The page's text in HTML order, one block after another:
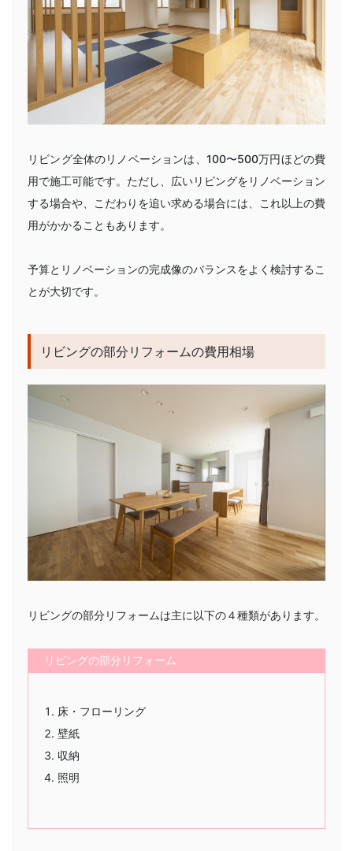
リビング全体のリノベーションは、100〜500万円ほどの費
用で施工可能です。ただし、広いリビングをリノベーション
する場合や、こだわりを追い求める場合には、これ以上の費
用がかかることもあります。
予算とリノベーションの完成像のバランスをよく検討するこ
とが大切です。
リビングの部分リフォームの費用相場
リビングの部分リフォームは主に以下の４種類があります。
リビングの部分リフォーム
床・フローリング
壁紙
収納
照明